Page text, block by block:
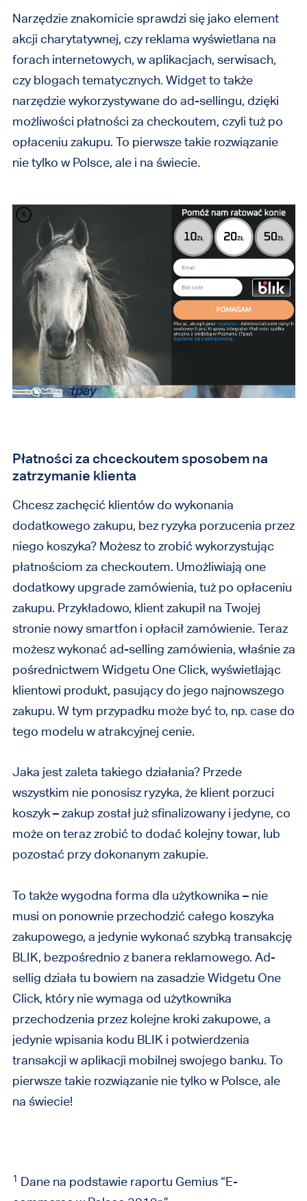
Narzędzie znakomicie sprawdzi się jako element
akcji charytatywnej, czy reklama wyświetlana na
forach internetowych, w aplikacjach, serwisach,
czy blogach tematycznych. Widget to także
narzędzie wykorzystywane do ad-sellingu, dzięki
możliwości płatności za checkoutem, czyli tuż po
opłaceniu zakupu. To pierwsze takie rozwiązanie
nie tylko w Polsce, ale i na świecie.
Płatności za chceckoutem sposobem na
zatrzymanie klienta
Chcesz zachęcić klientów do wykonania
dodatkowego zakupu, bez ryzyka porzucenia przez
niego koszyka? Możesz to zrobić wykorzystując
płatnościom za checkoutem. Umożliwiają one
dodatkowy upgrade zamówienia, tuż po opłaceniu
zakupu. Przykładowo, klient zakupił na Twojej
stronie nowy smartfon i opłacił zamówienie. Teraz
możesz wykonać ad-selling zamówienia, właśnie za
pośrednictwem Widgetu One Click, wyświetlając
klientowi produkt, pasujący do jego najnowszego
zakupu. W tym przypadku może być to, np. case do
tego modelu w atrakcyjnej cenie.
Jaka jest zaleta takiego działania? Przede
wszystkim nie ponosisz ryzyka, że klient porzuci
koszyk – zakup został już sfinalizowany i jedyne, co
może on teraz zrobić to dodać kolejny towar, lub
pozostać przy dokonanym zakupie.
To także wygodna forma dla użytkownika – nie
musi on ponownie przechodzić całego koszyka
zakupowego, a jedynie wykonać szybką transakcję
BLIK, bezpośrednio z banera reklamowego. Ad-
sellig działa tu bowiem na zasadzie Widgetu One
Click, który nie wymaga od użytkownika
przechodzenia przez kolejne kroki zakupowe, a
jedynie wpisania kodu BLIK i potwierdzenia
transakcji w aplikacji mobilnej swojego banku. To
pierwsze takie rozwiązanie nie tylko w Polsce, ale
na świecie!
1 Dane na podstawie raportu Gemius “E-